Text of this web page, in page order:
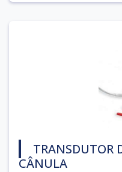
TRANSDUTOR
CÂNULA